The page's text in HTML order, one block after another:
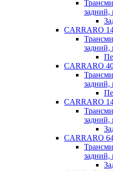
задний,
CARRARO
задний,
CARRARO
задний,
CARRARO
задний,
CARRARO
задний,